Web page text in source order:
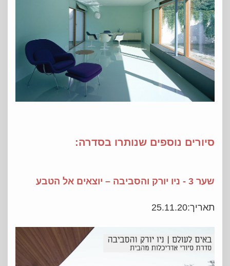
סיורים נוספים שנותרו בסדרה:
שער 3 - ניו יורק והסביבה – יוצאים אל הטבע
תאריך:25.11.20